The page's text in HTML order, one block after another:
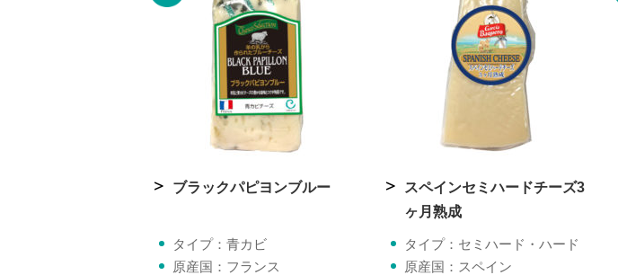
ブラックパピヨンブルー
タイプ：青カビ
原産国：フランス
スペインセミハードチーズ3
ヶ月熟成
タイプ：セミハード・ハード
原産国：スペイン